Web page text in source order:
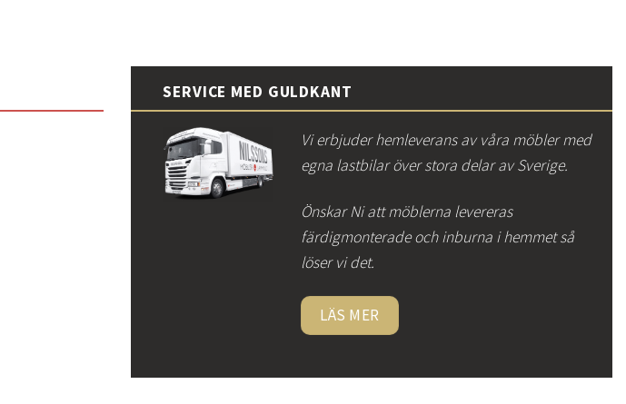
SERVICE MED GULDKANT
Vi erbjuder hemleverans av våra möbler med
egna lastbilar över stora delar av Sverige.
Önskar Ni att möblerna levereras
färdigmonterade och inburna i hemmet så
löser vi det.
LÄS MER